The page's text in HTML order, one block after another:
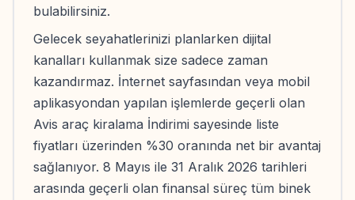
bulabilirsiniz.
Gelecek seyahatlerinizi planlarken dijital
kanalları kullanmak size sadece zaman
kazandırmaz. İnternet sayfasından veya mobil
aplikasyondan yapılan işlemlerde geçerli olan
Avis araç kiralama İndirimi sayesinde liste
fiyatları üzerinden %30 oranında net bir avantaj
sağlanıyor. 8 Mayıs ile 31 Aralık 2026 tarihleri
arasında geçerli olan finansal süreç tüm binek